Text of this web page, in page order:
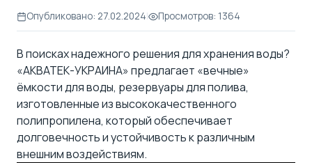
Опубликовано: 27.02.2024| Просмотров: 1364
В поисках надежного решения для хранения воды?
«АКВАТЕК-УКРАИНА» предлагает «вечные»
ёмкости для воды, резервуары для полива,
изготовленные из высококачественного
полипропилена, который обеспечивает
долговечность и устойчивость к различным
внешним воздействиям.